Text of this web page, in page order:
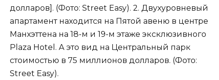
долларов]. (Фото: Street Easy). 2. Двухуровневый
апартамент находится на Пятой авеню в центре
Манхэттена на 18-м и 19-м этаже эксклюзивного
Plaza Hotel. А это вид на Центральный парк
стоимостью в 75 миллионов долларов. (Фото:
Street Easy).